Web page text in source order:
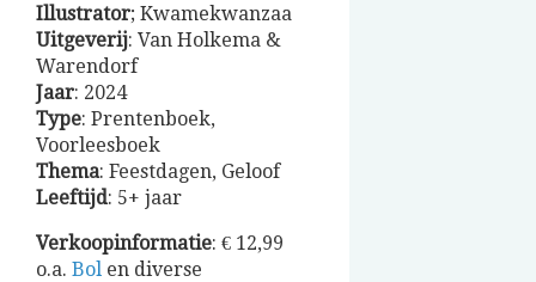
Illustrator; Kwamekwanzaa
Uitgeverij: Van Holkema &
Warendorf
Jaar: 2024
Type: Prentenboek,
Voorleesboek
Thema: Feestdagen, Geloof
Leeftijd: 5+ jaar
Verkoopinformatie: € 12,99
o.a. Bol en diverse